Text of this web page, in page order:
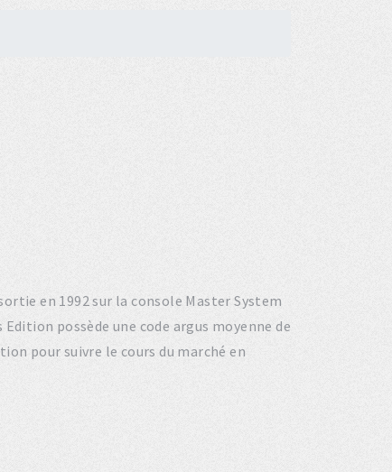
en 1992 sur la console Master System
possède une code argus moyenne de
pour suivre le cours du marché en